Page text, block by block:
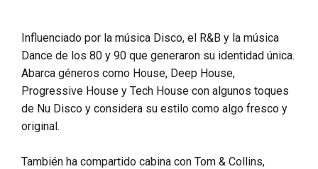
Influenciado por la música Disco, el R&B y la música
Dance de los 80 y 90 que generaron su identidad única.
Abarca géneros como House, Deep House,
Progressive House y Tech House con algunos toques
de Nu Disco y considera su estilo como algo fresco y
original.
También ha compartido cabina con Tom & Collins,